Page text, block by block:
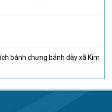
bánh chưng bánh dày xã Kim